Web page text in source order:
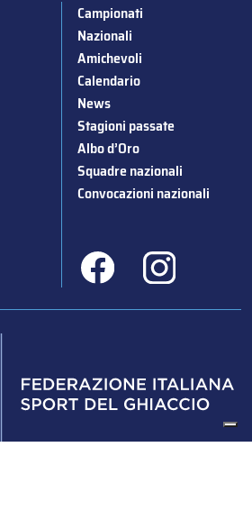
Campionati
Nazionali
Amichevoli
Calendario
News
Stagioni passate
Albo d’Oro
Squadre nazionali
Convocazioni nazionali